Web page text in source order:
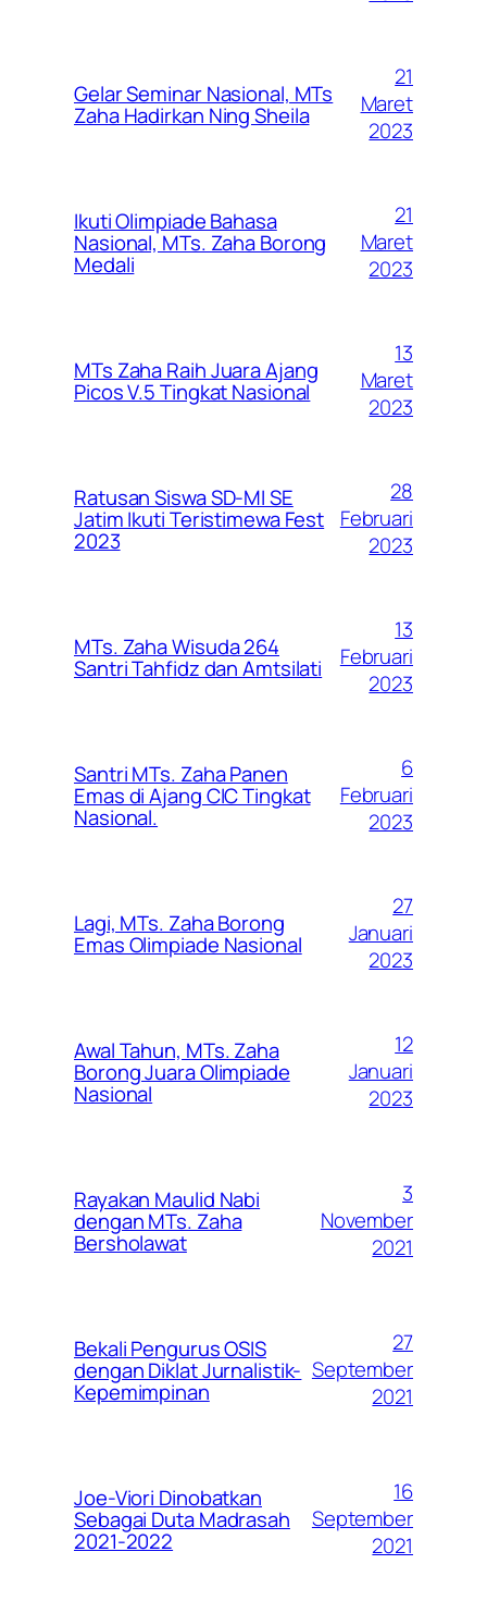
Gelar Seminar Nasional, MTs
Zaha Hadirkan Ning Sheila
21
Maret
2023
Ikuti Olimpiade Bahasa
Nasional, MTs. Zaha Borong
Medali
21
Maret
2023
MTs Zaha Raih Juara Ajang
Picos V.5 Tingkat Nasional
13
Maret
2023
Ratusan Siswa SD-MI SE
Jatim Ikuti Teristimewa Fest
2023
28
Februari
2023
MTs. Zaha Wisuda 264
Santri Tahfidz dan Amtsilati
13
Februari
2023
Santri MTs. Zaha Panen
Emas di Ajang CIC Tingkat
Nasional.
6
Februari
2023
Lagi, MTs. Zaha Borong
Emas Olimpiade Nasional
27
Januari
2023
Awal Tahun, MTs. Zaha
Borong Juara Olimpiade
Nasional
12
Januari
2023
Rayakan Maulid Nabi
dengan MTs. Zaha
Bersholawat
3
November
2021
Bekali Pengurus OSIS
dengan Diklat Jurnalistik-
Kepemimpinan
27
September
2021
Joe-Viori Dinobatkan
Sebagai Duta Madrasah
2021-2022
16
September
2021